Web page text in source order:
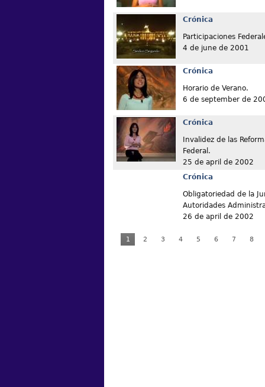
Crónica
Participaciones
4 de june de 2001
Crónica
Horario de Verano.
6 de september de
Crónica
Invalidez de las
Federal.
25 de april de 2002
Crónica
Obligatoriedad de la
Autoridades
26 de april de 2002
1 2 3 4 5 6 7 8